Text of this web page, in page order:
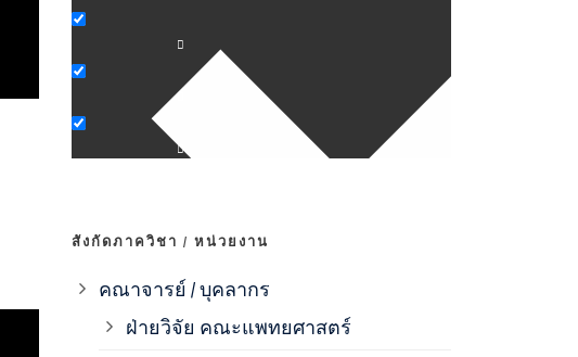
สังกัดภาควิชา / หน่วยงาน
คณาจารย์ / บุคลากร
ฝ่ายวิจัย คณะแพทยศาสตร์